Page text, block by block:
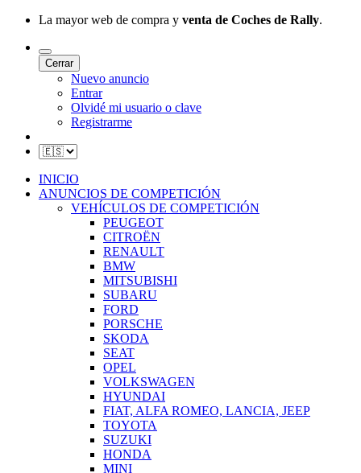
La mayor web de compra y venta de Coches de Rally.
Cerrar
Nuevo anuncio
Entrar
Olvidé mi usuario o clave
Registrarme
INICIO
ANUNCIOS DE COMPETICIÓN
VEHÍCULOS DE COMPETICIÓN
PEUGEOT
CITROËN
RENAULT
BMW
MITSUBISHI
SUBARU
FORD
PORSCHE
SKODA
SEAT
OPEL
VOLKSWAGEN
HYUNDAI
FIAT, ALFA ROMEO, LANCIA, JEEP
TOYOTA
SUZUKI
HONDA
MINI